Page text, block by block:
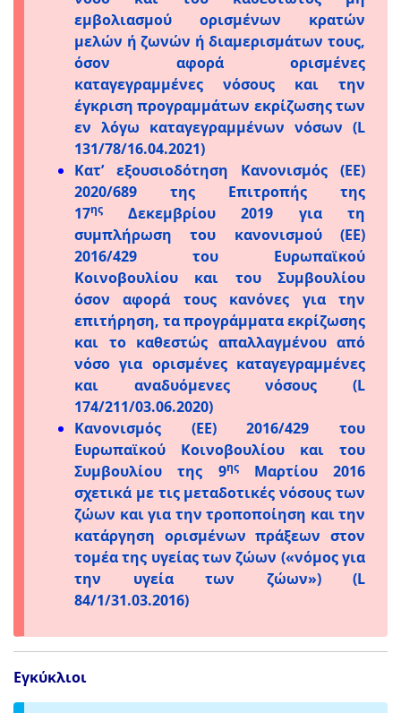
εμβολιασμού ορισμένων κρατών
μελών ή ζωνών ή διαμερισμάτων τους,
όσον αφορά ορισμένες
καταγεγραμμένες νόσους και την
έγκριση προγραμμάτων εκρίζωσης των
εν λόγω καταγεγραμμένων νόσων (L
131/78/16.04.2021)
Κατ’ εξουσιοδότηση Κανονισμός (ΕΕ)
2020/689 της Επιτροπής της
17ης Δεκεμβρίου 2019 για τη
συμπλήρωση του κανονισμού (ΕΕ)
2016/429 του Ευρωπαϊκού
Κοινοβουλίου και του Συμβουλίου
όσον αφορά τους κανόνες για την
επιτήρηση, τα προγράμματα εκρίζωσης
και το καθεστώς απαλλαγμένου από
νόσο για ορισμένες καταγεγραμμένες
και αναδυόμενες νόσους (L
174/211/03.06.2020)
Κανονισμός (EE) 2016/429 του
Ευρωπαϊκού Κοινοβουλίου και του
Συμβουλίου της 9ηςΜαρτίου 2016
σχετικά με τις μεταδοτικές νόσους των
ζώων και για την τροποποίηση και την
κατάργηση ορισμένων πράξεων στον
τομέα της υγείας των ζώων («νόμος για
την υγεία των ζώων») (L
84/1/31.03.2016)
Εγκύκλιοι